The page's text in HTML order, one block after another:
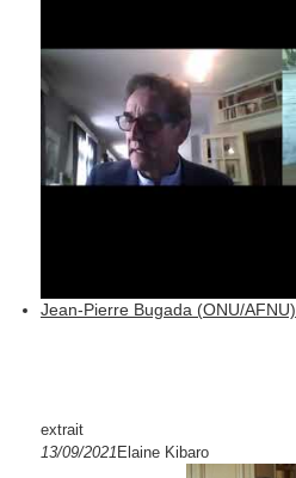
Jean-Pierre Bugada (ONU/AFNU)
extrait
13/09/2021 Elaine Kibaro